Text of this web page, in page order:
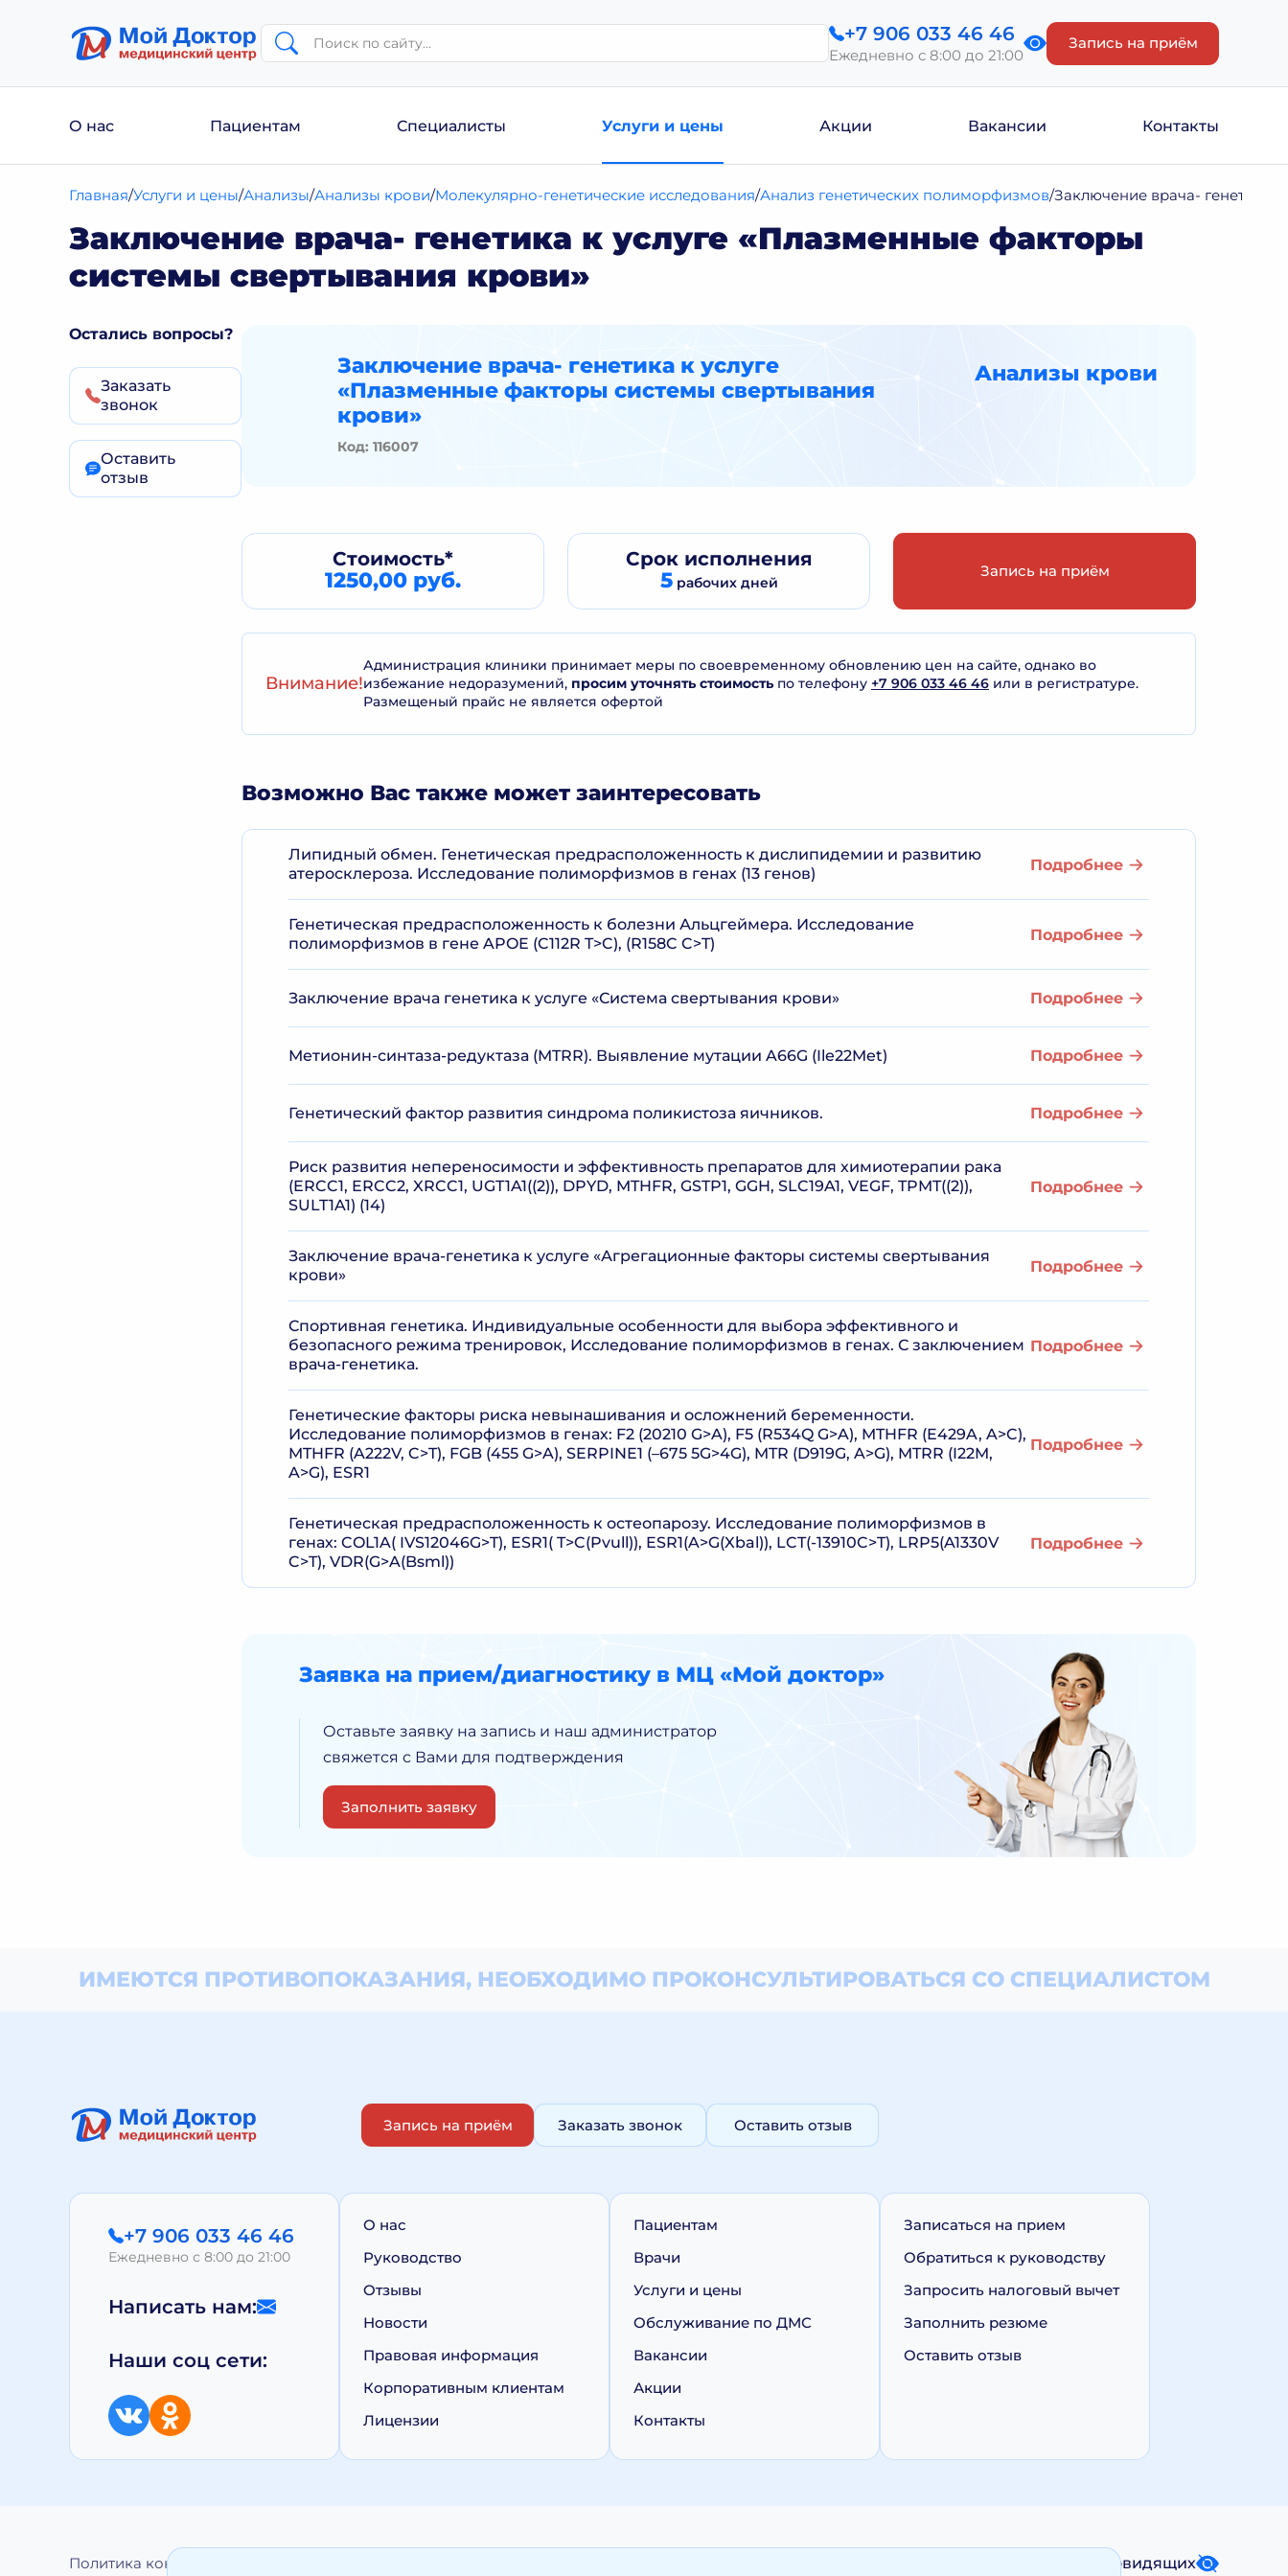
+7 906 033 46 46
Ежедневно с 8:00 до 21:00
Запись на приём
О нас Пациентам Специалисты Услуги и цены Акции Вакансии Контакты
Главная Услуги и цены Анализы Анализы крови Молекулярно-генетические исследования Анализ генетических полиморфизмов Заключение врача- генетика
Заключение врача- генетика к услуге «Плазменные факторы
системы свертывания крови»
Остались вопросы?
Заказать
звонок
Оставить
отзыв
Заключение врача- генетика к услуге
«Плазменные факторы системы свертывания
крови»
Код: 116007
Анализы крови
Стоимость*
1250,00 руб.
Срокисполнения
5рабочих дней
Запись на приём
Внимание!
Администрация клиники принимает меры по своевременному обновлению цен на сайте, однако во
избежание недоразумений, просим уточнять стоимостьпо телефону +7 906 033 46 46 или в регистратуре.
Размещеный прайс не является офертой
Возможно Вас также может заинтересовать
Липидный обмен. Генетическая предрасположенность к дислипидемии и развитию
атеросклероза. Исследование полиморфизмов в генах (13 генов)
Подробнее
Генетическая предрасположенность к болезни Альцгеймера. Исследование
полиморфизмов в гене APOE (C112R T>C), (R158C C>T)
Подробнее
Заключение врача генетика к услуге «Система свертывания крови» Подробнее
Метионин-синтаза-редуктаза (MTRR). Выявление мутации A66G (Ile22Met) Подробнее
Генетический фактор развития синдрома поликистоза яичников. Подробнее
Риск развития непереносимости и эффективность препаратов для химиотерапии рака
(ERCC1, ERCC2, XRCC1, UGT1A1((2)), DPYD, MTHFR, GSTP1, GGH, SLC19A1, VEGF, TPMT((2)),
SULT1A1) (14)
Подробнее
Заключение врача-генетика к услуге «Агрегационные факторы системы свертывания
крови»
Подробнее
Спортивная генетика. Индивидуальные особенности для выбора эффективного и
безопасного режима тренировок, Исследование полиморфизмов в генах. С заключением
врача-генетика.
Подробнее
Генетические факторы риска невынашивания и осложнений беременности.
Исследование полиморфизмов в генах: F2 (20210 G>A), F5 (R534Q G>A), MTHFR (E429A, A>C),
MTHFR (A222V, C>T), FGB (455 G>A), SERPINE1 (–675 5G>4G), MTR (D919G, A>G), MTRR (I22M,
A>G), ESR1
Подробнее
Генетическая предрасположенность к остеопарозу. Исследование полиморфизмов в
генах: COL1A( IVS12046G>T), ESR1( T>C(Pvull)), ESR1(A>G(Xbal)), LCT(-13910C>T), LRP5(A1330V
C>T), VDR(G>A(Bsml))
Подробнее
Заявка на прием/диагностику в МЦ «Мой доктор»
Оставьте заявку на запись и наш администратор
свяжется с Вами для подтверждения
Заполнить заявку
ИМЕЮТСЯ ПРОТИВОПОКАЗАНИЯ, НЕОБХОДИМОПРОКОНСУЛЬТИРОВАТЬСЯ СО СПЕЦИАЛИСТОМ
Запись на приём Заказать звонок Оставить отзыв
+7 906 033 46 46
Ежедневно с 8:00 до 21:00
Написать нам:
Наши соц сети:
О нас
Руководство
Отзывы
Новости
Правовая информация
Корпоративным клиентам
Лицензии
Пациентам
Врачи
Услуги и цены
Обслуживание по ДМС
Вакансии
Акции
Контакты
Записаться на прием
Обратиться к руководству
Запросить налоговый вычет
Заполнить резюме
Оставить отзыв
Версия для слабовидящих
Политика конфиденциальности